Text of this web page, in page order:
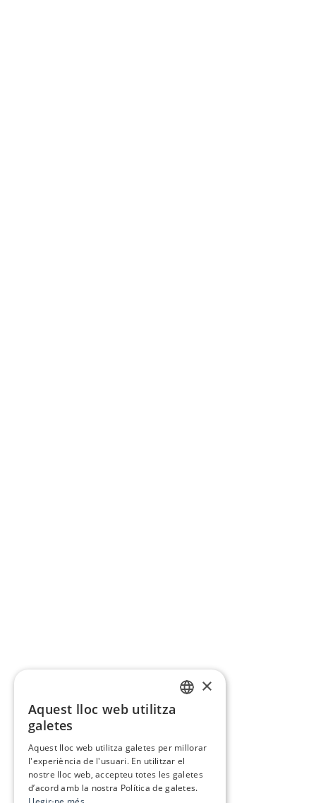
×
Aquest lloc web utilitza
galetes
Aquest lloc web utilitza galetes per millorar
l'experiència de l'usuari. En utilitzar el
nostre lloc web, accepteu totes les galetes
d’acord amb la nostra Política de galetes.